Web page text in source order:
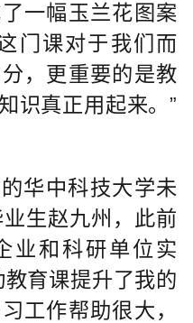
一幅玉兰花图案
门课对于我们而
，更重要的是教
识真正用起来。”
华中科技大学未
生赵九州，此前
业和科研单位实
育课提升了我的
工作帮助很大，